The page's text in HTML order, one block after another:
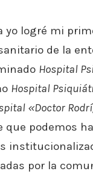
yo logré mi
de la
Hospital
Hospital
«Doctor
podemos
por la